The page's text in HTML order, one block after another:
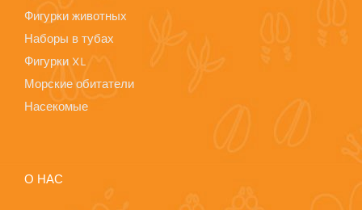
Фигурки животных
Наборы в тубах
Фигурки XL
Морские обитатели
Насекомые
О НАС